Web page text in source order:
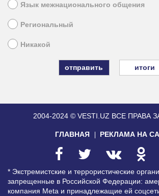
Язык межнационального общения
Региональный
Никакой
итоги
2004-2024 © VESTI.UZ ВСЕ ПРАВА
ГЛАВНАЯ РЕКЛАМА НА
* Экстремистские и террористические
запрещенные в Российской Федерации:
компания Meta и принадлежащие ей